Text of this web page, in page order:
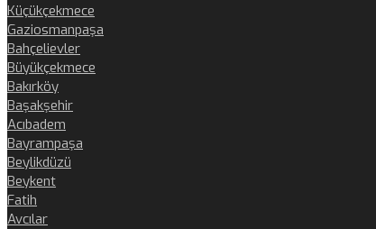
Küçükçekmece
Gaziosmanpaşa
Bahçelievler
Büyükçekmece
Bakırköy
Başakşehir
Acıbadem
Bayrampaşa
Beylikdüzü
Beykent
Fatih
Avcılar